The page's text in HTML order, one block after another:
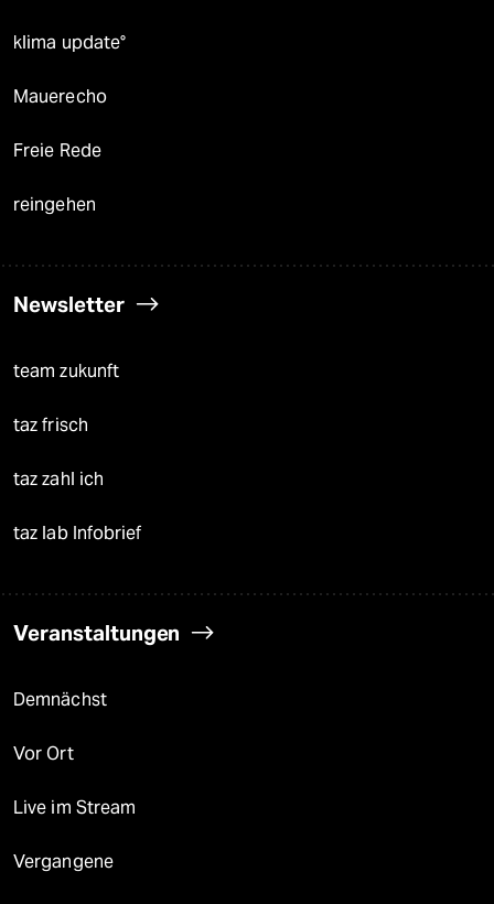
klima update°
Mauerecho
Freie Rede
reingehen
Newsletter
team zukunft
taz frisch
taz zahl ich
taz lab Infobrief
Veranstaltungen
Demnächst
Vor Ort
Live im Stream
Vergangene